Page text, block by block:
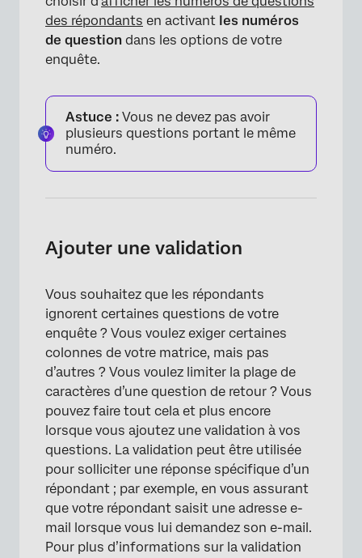
des répondants en activant les numéros
de question dans les options de votre
enquête.
Astuce : Vous ne devez pas avoir
plusieurs questions portant le même
numéro.
Ajouter une validation
Vous souhaitez que les répondants
ignorent certaines questions de votre
enquête ? Vous voulez exiger certaines
colonnes de votre matrice, mais pas
d’autres ? Vous voulez limiter la plage de
caractères d’une question de retour ? Vous
pouvez faire tout cela et plus encore
lorsque vous ajoutez une validation à vos
questions. La validation peut être utilisée
pour solliciter une réponse spécifique d’un
répondant ; par exemple, en vous assurant
que votre répondant saisit une adresse e-
mail lorsque vous lui demandez son e-mail.
Pour plus d’informations sur la validation